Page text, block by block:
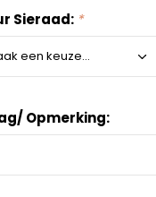
Sieraad: *
Opmerking: